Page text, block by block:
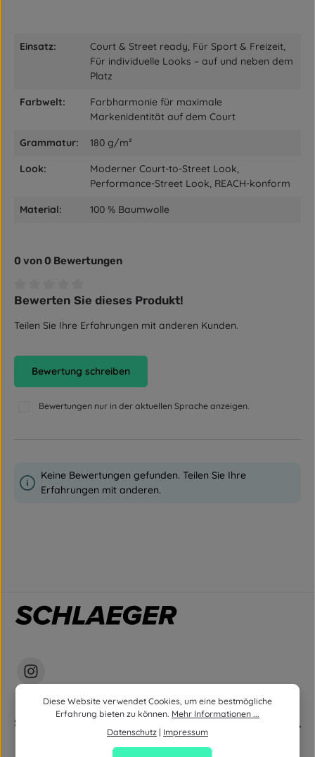
Einsatz:
Court & Street ready, Für Sport & Freizeit,
Für individuelle Looks – auf und neben dem
Platz
Farbwelt:
Farbharmonie für maximale
Markenidentität auf dem Court
Grammatur: 180 g/m²
Look:
Moderner Court-to-Street Look,
Performance-Street Look, REACH-konform
Material: 100 % Baumwolle
0 von 0 Bewertungen
Durchschnittliche Bewertung von 0 von 5 Sternen
Bewerten Sie dieses Produkt!
Teilen Sie Ihre Erfahrungen mit anderen Kunden.
Bewertung schreiben
Bewertungen nur in der aktuellen Sprache anzeigen.
Keine Bewertungen gefunden. Teilen Sie Ihre
Erfahrungen mit anderen.
Service
Diese Website verwendet Cookies, um eine bestmögliche
Erfahrung bieten zu können. Mehr Informationen ...
Datenschutz | Impressum